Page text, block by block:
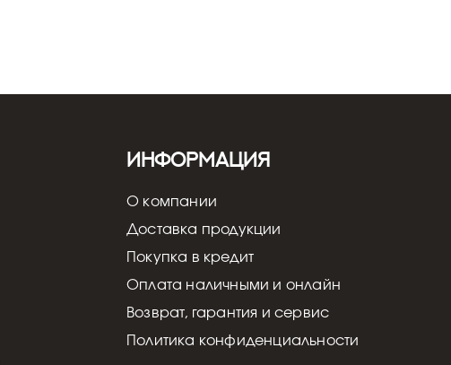
Информация
О компании
Доставка продукции
Покупка в кредит
Оплата наличными и онлайн
Возврат, гарантия и сервис
Политика конфиденциальности